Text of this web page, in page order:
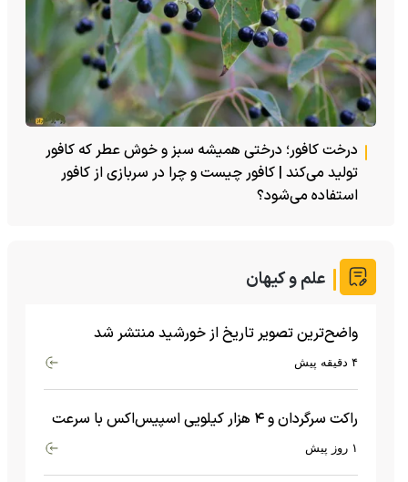
درخت کافور؛ درختی همیشه سبز و خوش عطر که کافور
تولید می‌کند | کافور چیست و چرا در سربازی از کافور
استفاده می‌شود؟
علم و کیهان
واضح‌ترین تصویر تاریخ از خورشید منتشر شد
۴ دقیقه پیش
راکت سرگردان و ۴ هزار کیلویی اسپیس‌اکس با سرعت
هشت هزار و ۶۹۰ کیلومتر در ساعت به ماه برخورد کرد۱ روز پیش